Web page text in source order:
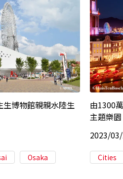
生博物館親親水陸生
Osaka
由1300
主題樂園
2023/
Cities